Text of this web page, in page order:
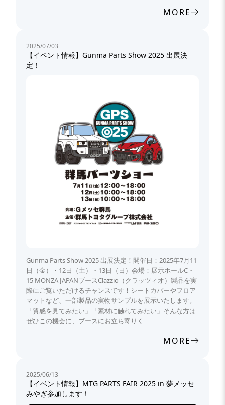
MORE
2025/07/03
【イベント情報】Gunma Parts Show 2025 出展決
定！
Gunma Parts Show 2025 出展決定！開催日：2025年7月11
日（金）・12日（土）・13日（日）会場：展示ホールC・
15 MONZA JAPANブースClazzio（クラッツィオ）製品を実
際にご覧いただけるチャンスです！シートカバーやフロア
マットなど、一部製品の実物サンプルを展示いたします。
「質感を見てみたい」「素材に触れてみたい」そんな方は
ぜひこの機会に、ブースにお立ち寄りく
MORE
2025/06/13
【イベント情報】MTG PARTS FAIR 2025 in 夢メッセ
みやぎ参加します！